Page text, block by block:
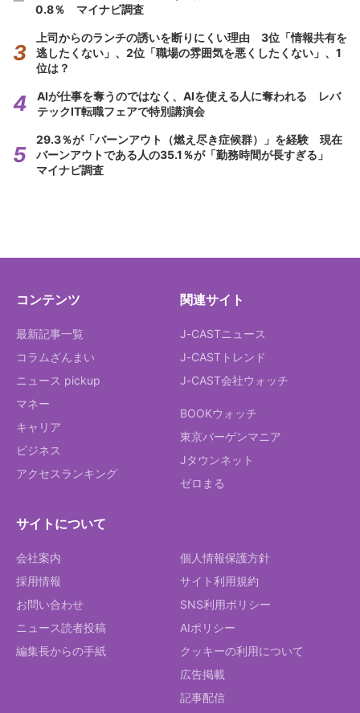
0.8％ マイナビ調査
上司からのランチの誘いを断りにくい理由 3位「情報共有を
逃したくない」、2位「職場の雰囲気を悪くしたくない」、1
位は？
AIが仕事を奪うのではなく、AIを使える人に奪われる レバ
テックIT転職フェアで特別講演会
29.3％が「バーンアウト（燃え尽き症候群）」を経験 現在
バーンアウトである人の35.1％が「勤務時間が長すぎる」
マイナビ調査
コンテンツ
最新記事一覧
コラムざんまい
ニュース pickup
マネー
キャリア
ビジネス
アクセスランキング
関連サイト
J-CASTニュース
J-CASTトレンド
J-CAST会社ウォッチ
BOOKウォッチ
東京バーゲンマニア
Jタウンネット
ゼロまる
サイトについて
会社案内
採用情報
お問い合わせ
ニュース読者投稿
編集長からの手紙
個人情報保護方針
サイト利用規約
SNS利用ポリシー
AIポリシー
クッキーの利用について
広告掲載
記事配信